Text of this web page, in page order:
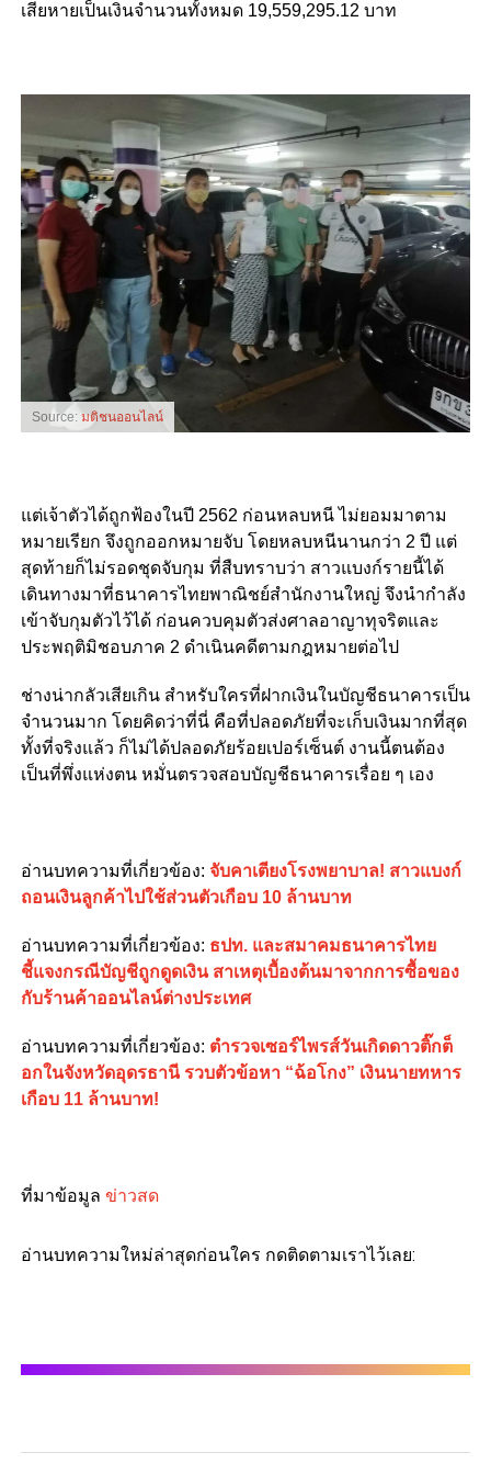
เสียหายเป็นเงินจำนวนทั้งหมด 19,559,295.12 บาท
Source: มติชนออนไลน์
แต่เจ้าตัวได้ถูกฟ้องในปี 2562 ก่อนหลบหนี ไม่ยอมมาตาม
หมายเรียก จึงถูกออกหมายจับ โดยหลบหนีนานกว่า 2 ปี แต่
สุดท้ายก็ไม่รอดชุดจับกุม ที่สืบทราบว่า สาวแบงก์รายนี้ได้
เดินทางมาที่ธนาคารไทยพาณิชย์สำนักงานใหญ่ จึงนำกำลัง
เข้าจับกุมตัวไว้ได้ ก่อนควบคุมตัวส่งศาลอาญาทุจริตและ
ประพฤติมิชอบภาค 2 ดำเนินคดีตามกฎหมายต่อไป
ช่างน่ากลัวเสียเกิน สำหรับใครที่ฝากเงินในบัญชีธนาคารเป็น
จำนวนมาก โดยคิดว่าที่นี่ คือที่ปลอดภัยที่จะเก็บเงินมากที่สุด
ทั้งที่จริงแล้ว ก็ไม่ได้ปลอดภัยร้อยเปอร์เซ็นต์ งานนี้ตนต้อง
เป็นที่พึ่งแห่งตน หมั่นตรวจสอบบัญชีธนาคารเรื่อย ๆ เอง
อ่านบทความที่เกี่ยวข้อง: จับคาเตียงโรงพยาบาล! สาวแบงก์
ถอนเงินลูกค้าไปใช้ส่วนตัวเกือบ 10 ล้านบาท
อ่านบทความที่เกี่ยวข้อง: ธปท. และสมาคมธนาคารไทย
ชี้แจงกรณีบัญชีถูกดูดเงิน สาเหตุเบื้องต้นมาจากการซื้อของ
กับร้านค้าออนไลน์ต่างประเทศ
อ่านบทความที่เกี่ยวข้อง: ตำรวจเซอร์ไพรส์วันเกิดดาวติ๊กต็
อกในจังหวัดอุดรธานี รวบตัวข้อหา “ฉ้อโกง” เงินนายทหาร
เกือบ 11 ล้านบาท!
ที่มาข้อมูล ข่าวสด
อ่านบทความใหม่ล่าสุดก่อนใคร กดติดตามเราไว้เลย: